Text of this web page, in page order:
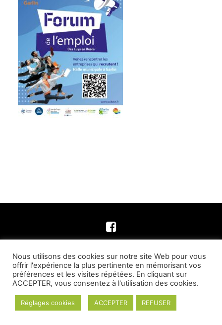
© Commune de Fichous Riumayou | Tous droits
réservés –Contact
Site réalisé parGrogeo Prod–Plan du site–
Mentions Légales
–Politique de confidentialité
Nous utilisons des cookies sur notre site Web pour vous
offrir l'expérience la plus pertinente en mémorisant vos
préférences et les visites répétées. En cliquant sur
ACCEPTER, vous consentez à l'utilisation des cookies.
Réglages cookies ACCEPTER REFUSER